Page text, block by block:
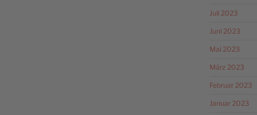
Juli 2023
Juni 2023
Mai 2023
März 2023
Februar 2023
Januar 2023